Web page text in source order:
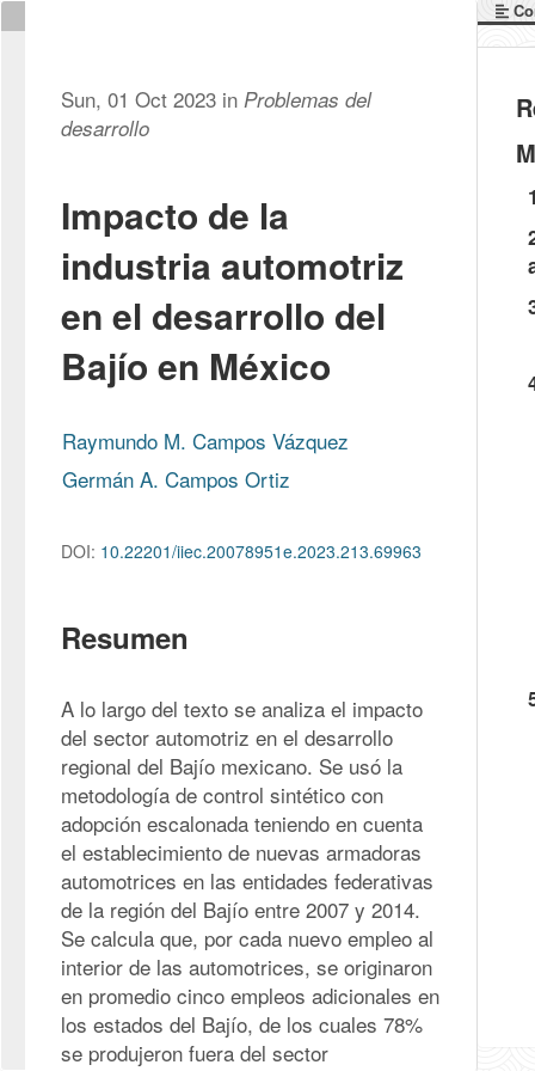
Sun, 01 Oct 2023 in Problemas del
desarrollo
Impacto de la
industria automotriz
en el desarrollo del
Bajío en México
Raymundo M. Campos Vázquez
Germán A. Campos Ortiz
DOI: 10.22201/iiec.20078951e.2023.213.69963
Resumen
A lo largo del texto se analiza el impacto
del sector automotriz en el desarrollo
regional del Bajío mexicano. Se usó la
metodología de control sintético con
adopción escalonada teniendo en cuenta
el establecimiento de nuevas armadoras
automotrices en las entidades federativas
de la región del Bajío entre 2007 y 2014.
Se calcula que, por cada nuevo empleo al
interior de las automotrices, se originaron
en promedio cinco empleos adicionales en
los estados del Bajío, de los cuales 78%
se produjeron fuera del sector